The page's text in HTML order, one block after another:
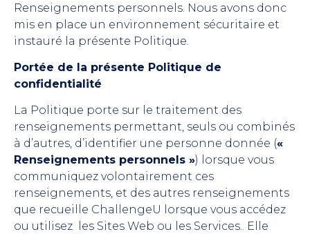
Renseignements personnels. Nous avons donc
mis en place un environnement sécuritaire et
instauré la présente Politique.
Portée de la présente Politique de
confidentialité
La Politique porte sur le traitement des
renseignements permettant, seuls ou combinés
à d’autres, d’identifier une personne donnée («
Renseignements personnels ») lorsque vous
communiquez volontairement ces
renseignements, et des autres renseignements
que recueille ChallengeU lorsque vous accédez
ou utilisez les Sites Web ou les Services.. Elle